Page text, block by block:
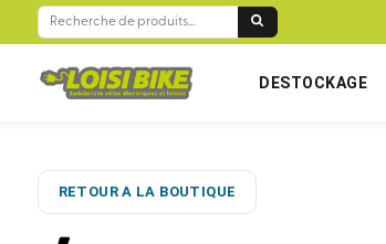
RECHERCHE
DESTOCKAGE
RETOUR A LA BOUTIQUE